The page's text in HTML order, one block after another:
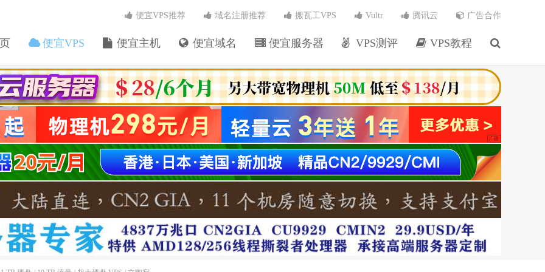
便宜VPS 便宜主机 便宜域名 便宜服务器 VPS测评 VPS教程
便宜VPS推荐 域名注册推荐 搬瓦工VPS Vultr 腾讯云 广告合作